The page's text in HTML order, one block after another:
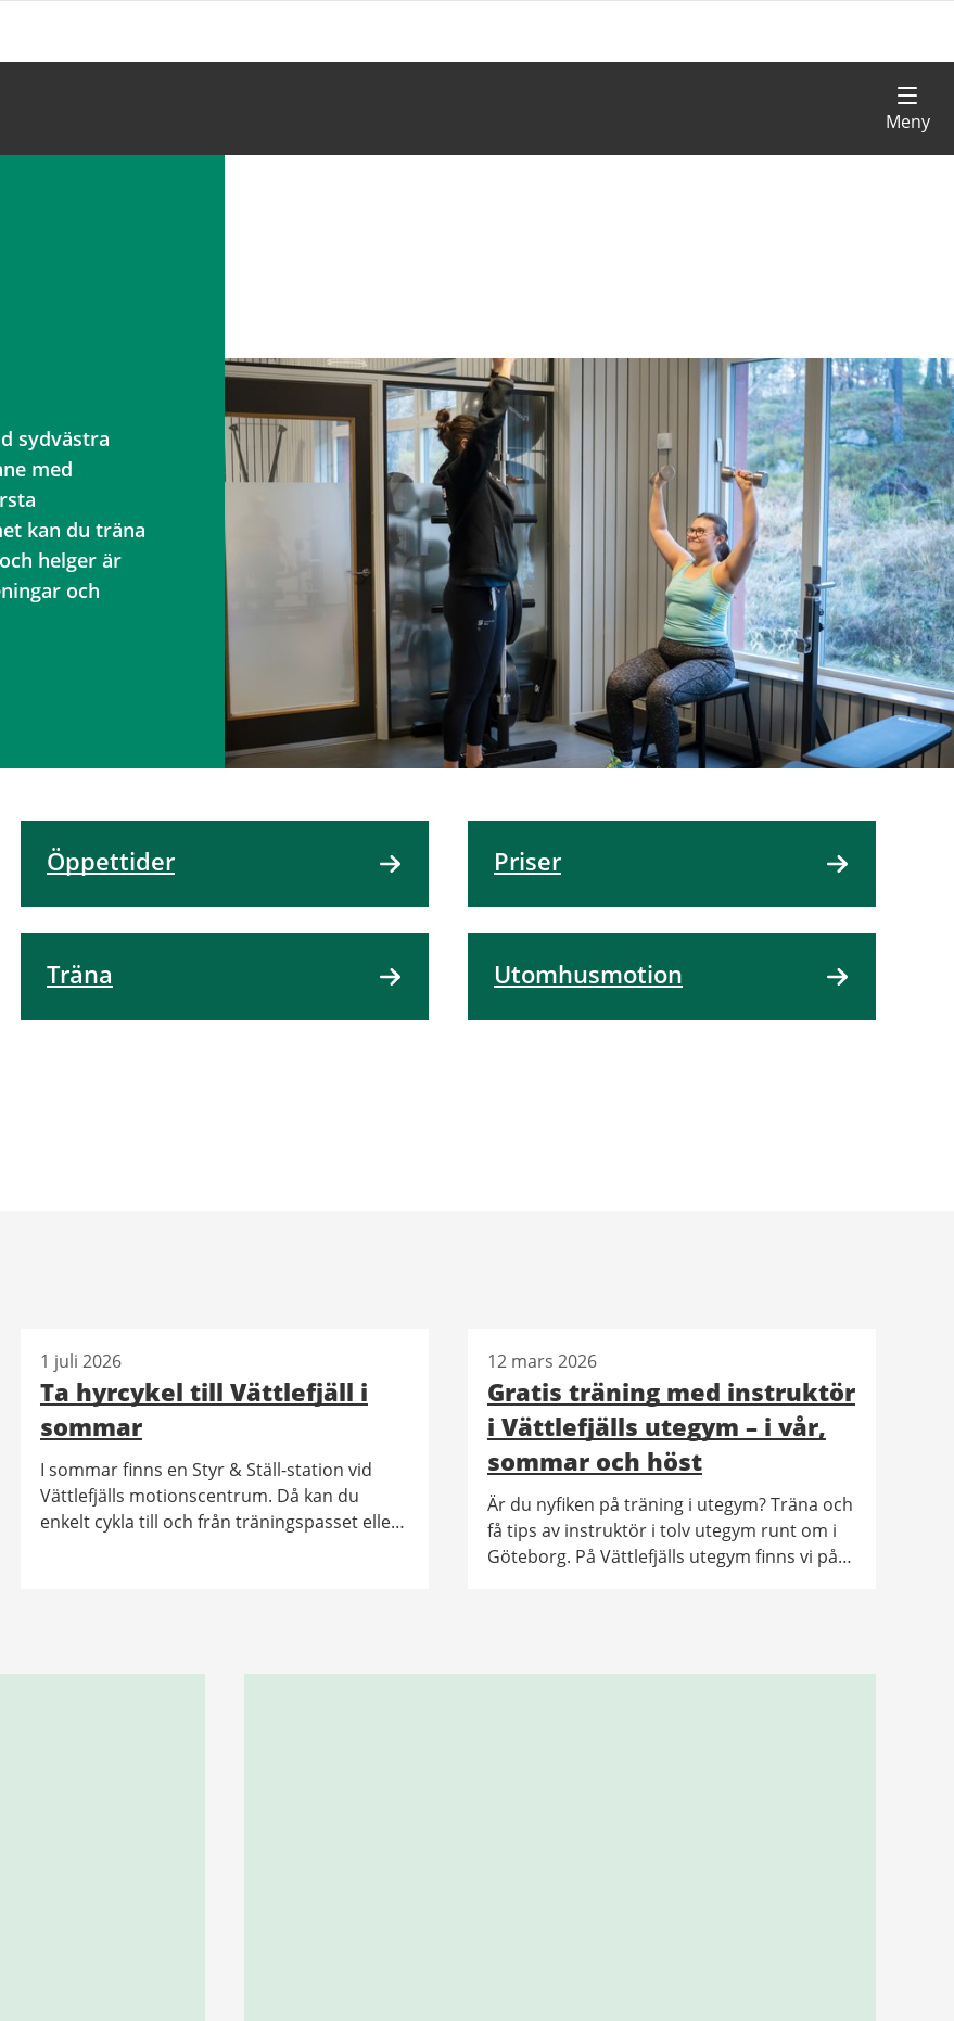
sydvästra
med
kan du träna
helger är
och
Öppettider Priser
Träna Utomhusmotion
Ta hyrcykel till Vättlefjäll i
sommar
1 juli 2026
I sommar finns en Styr & Ställ-station vid
Vättlefjälls motionscentrum. Då kan du
enkelt cykla till och från träningspasset eller
Gratis träning med instruktör
i Vättlefjälls utegym – i vår,
sommar och höst
12 mars 2026
Är du nyfiken på träning i utegym? Träna och
få tips av instruktör i tolv utegym runt om i
Göteborg. På Vättlefjälls utegym finns vi på